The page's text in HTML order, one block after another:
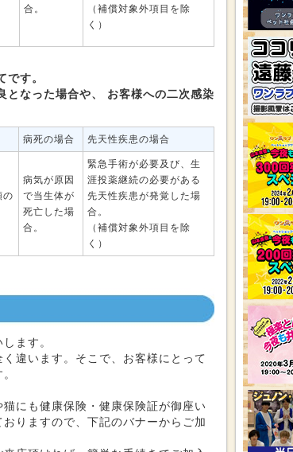
合。
（補償対象外項目を除
く）
す。
なった場合や、 お客様への二次感染
病死の場合 先天性疾患の場合
の
病気が原因
で当生体が
死亡した場
合。
緊急手術が必要及び、生
涯投薬継続の必要がある
先天性疾患が発覚した場
合。
（補償対象外項目を除
く）
ます。
違います。そこで、お客様にとって
にも健康保険・健康保険証が御座い
りますので、下記のバナーからご加